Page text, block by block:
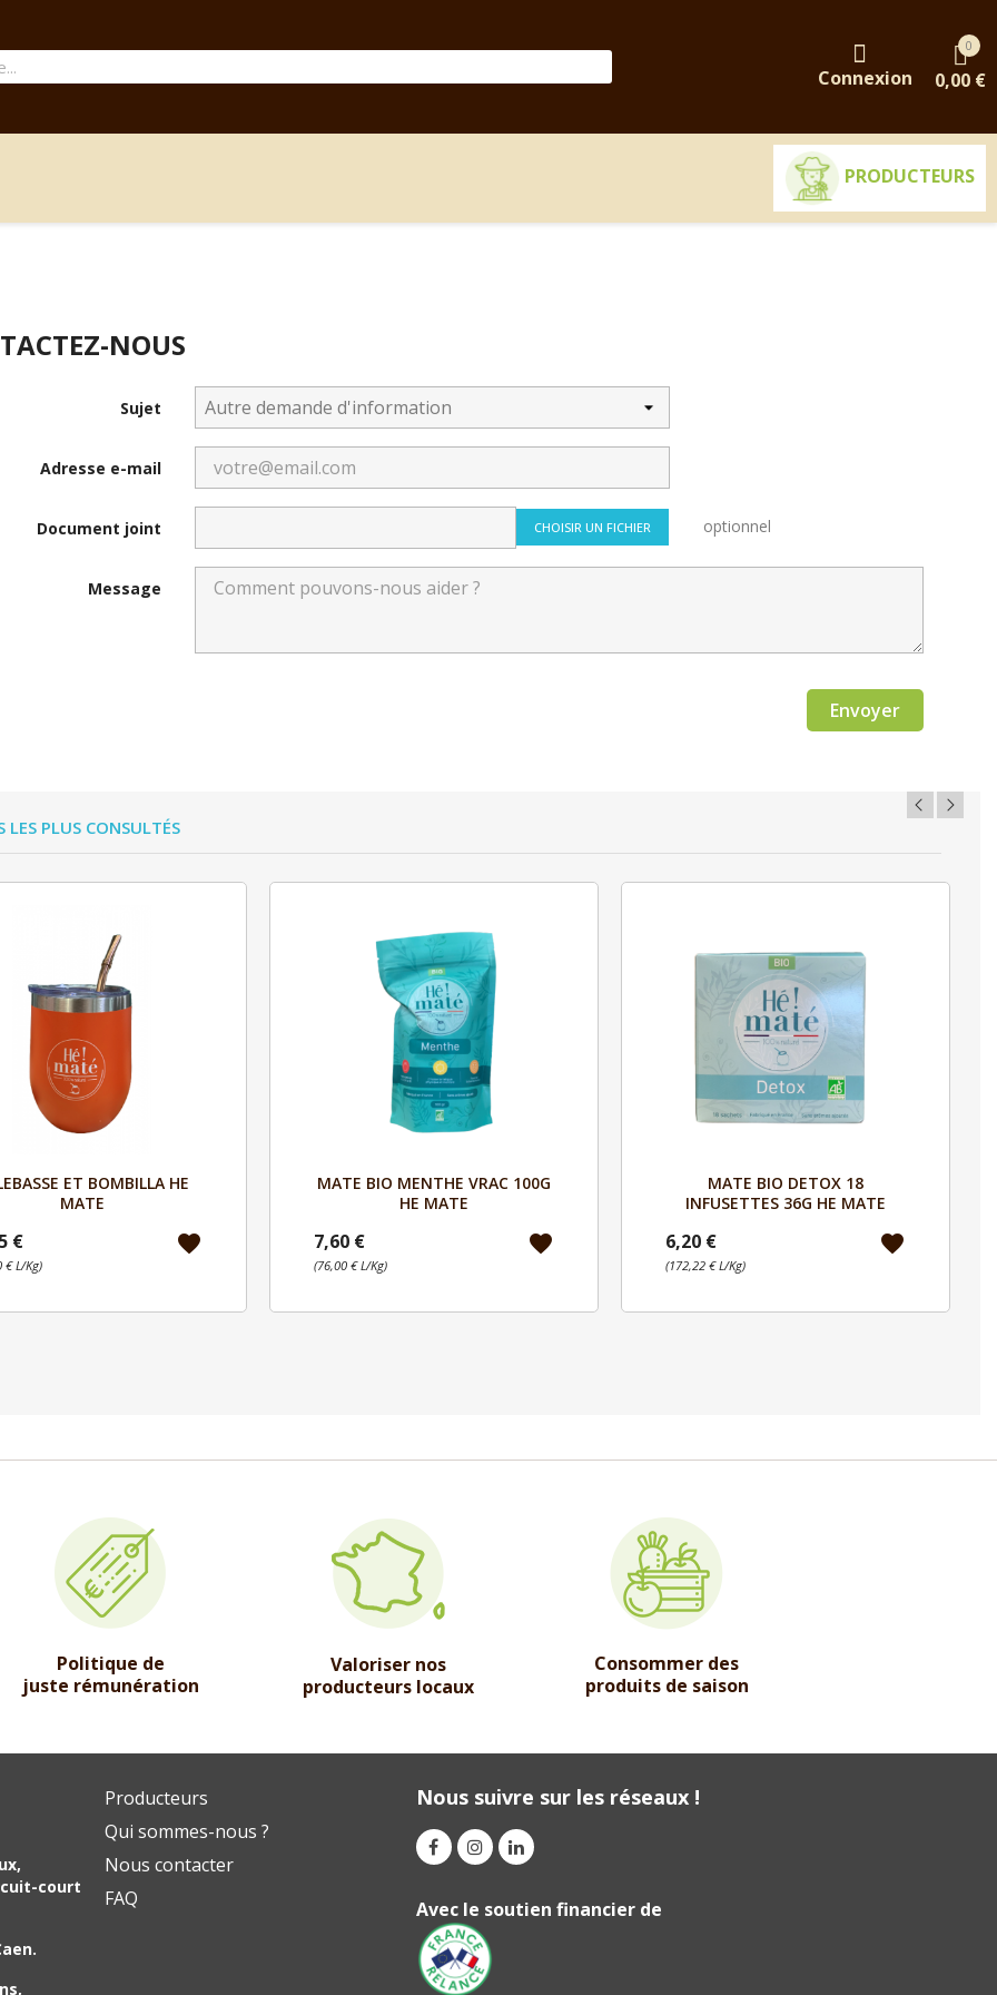
Connexion
0
0,00 €
PRODUCTEURS
NOUS
Sujet
Adresse e-mail
Document joint CHOISIR UN FICHIER optionnel
Message
LES PLUS CONSULTÉS
 Aperçu
ET BOMBILLA HE
MATE
€
€ L/Kg)
favorite
Aperçu
MATE BIO MENTHE VRAC 100G
HE MATE
7,60 €
(76,00 € L/Kg)
favorite
Aperçu
MATE BIO DETOX 18
INFUSETTES 36G HE MATE
6,20 €
(172,22 € L/Kg)
favorite
Politique de
juste rémunération
Valoriser nos
producteurs locaux
Consommer des
produits de saison
court
Producteurs
Qui sommes-nous ?
Nous contacter
FAQ
Nous suivre sur les réseaux !
Avec le soutien financier de